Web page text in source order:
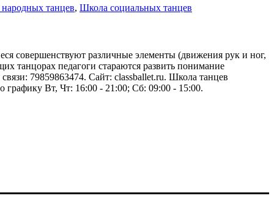
танцев, Школа социальных танцев
совершенствуют различные элементы (движения рук и ног,
танцорах педагоги стараются развить понимание
79859863474. Сайт: classballet.ru. Школа танцев
графику Вт, Чт: 16:00 - 21:00; Сб: 09:00 - 15:00.